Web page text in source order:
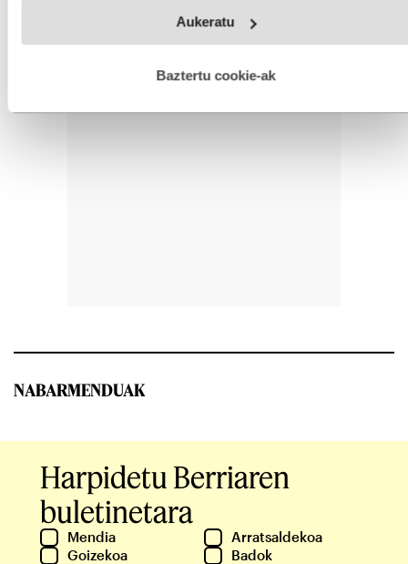
fitxategiak erabiltzen ditu. Zure esperientzia eta zerbitzuak
esplizitua ematen diguzu.Gehiago irakurri
Aukeratu
Baztertu cookie-ak
NABARMENDUAK
Harpidetu Berriaren
buletinetara
Mendia
Arratsaldekoa
Goizekoa
Badok